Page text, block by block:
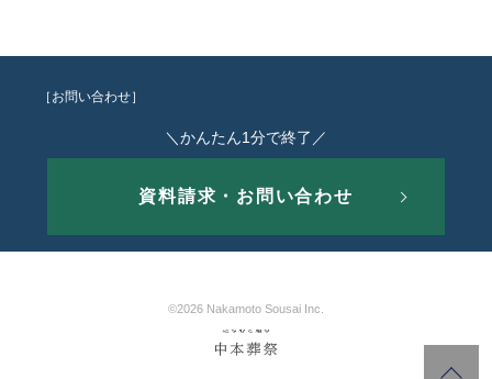
［お問い合わせ］
＼かんたん1分で終了／
資料請求・お問い合わせ
©2026 Nakamoto Sousai Inc.